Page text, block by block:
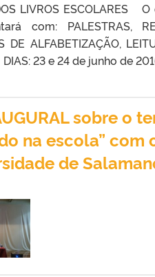
LIVROS ESCOLARES
com: PALESTRAS,
DE ALFABETIZAÇÃO,
DIAS: 23 e 24 de junho de
sobre o
na escola” com
de